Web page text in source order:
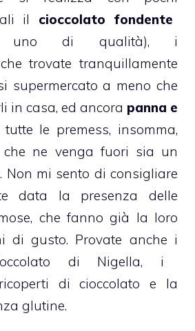
il cioccolato fondente
uno di qualità), i
che trovate tranquillamente
supermercato a meno che
in casa, ed ancora panna e
le premess, insomma,
che ne venga fuori sia un
Non mi sento di consigliare
data la presenza delle
che fanno già la loro
di gusto. Provate anche i
di Nigella, i
di cioccolato e la
glutine.